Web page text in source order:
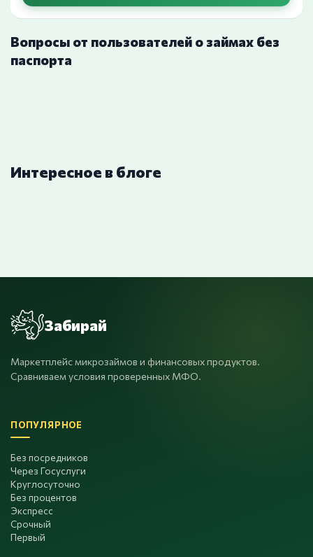
Вопросы от пользователей о займах без
паспорта
Интересное в блоге
Забирай
Маркетплейс микрозаймов и финансовых продуктов.
Сравниваем условия проверенных МФО.
ПОПУЛЯРНОЕ
Без посредников
Через Госуслуги
Круглосуточно
Без процентов
Экспресс
Срочный
Первый